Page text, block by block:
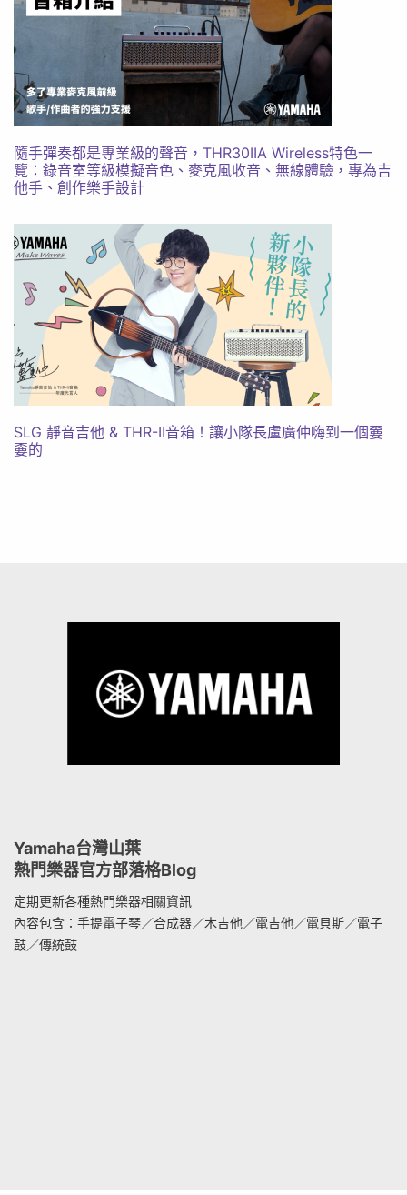
隨手彈奏都是專業級的聲音，THR30IIA Wireless特色一
覽：錄音室等級模擬音色、麥克風收音、無線體驗，專為吉
他手、創作樂手設計
SLG 靜音吉他 & THR-II音箱！讓小隊長盧廣仲嗨到一個嫑
嫑的
Yamaha台灣山葉
熱門樂器官方部落格Blog
定期更新各種熱門樂器相關資訊
內容包含：手提電子琴／合成器／木吉他／電吉他／電貝斯／電子
鼓／傳統鼓